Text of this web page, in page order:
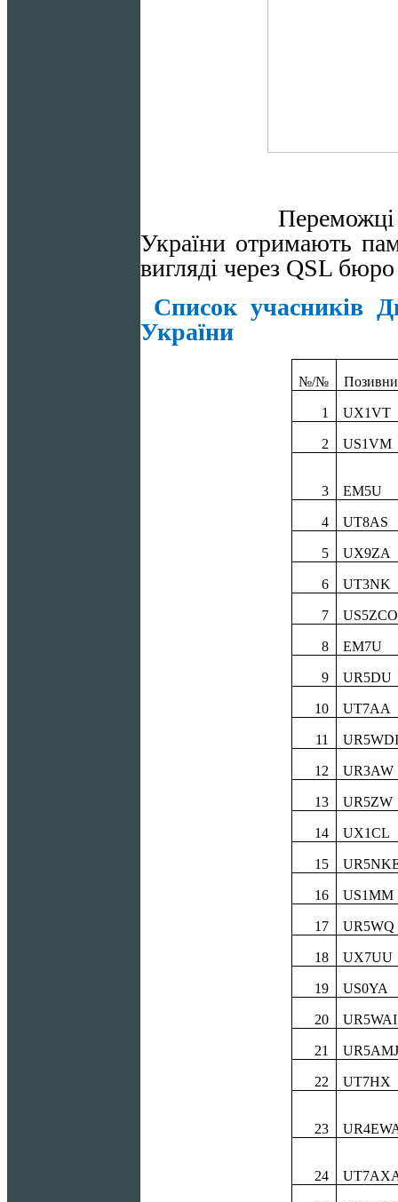
Переможці Дня
України отримають
вигляді через QSL
Список учасників
України
№/№
1 UX1VT
2 US1VM
3 EM5U
4 UT8AS
5 UX9ZA
6 UT3NK
7 US5ZCO
8 EM7U
9 UR5DU
10 UT7AA
11 UR5WDI
12 UR3AW
13 UR5ZW
14 UX1CL
15
16 US1MM
17 UR5WQ
18 UX7UU
19 US0YA
20 UR5WAI
21 UR5AMJ
22 UT7HX
23
24